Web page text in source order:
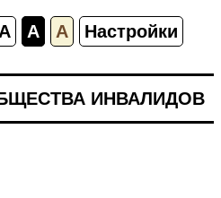
A A A Настройки
ИНВАЛИДОВ